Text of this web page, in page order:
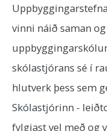
vinni náið saman
skólastjórans sé í
hlutverk þess sem
Skólastjórinn -
fylgjast vel með og